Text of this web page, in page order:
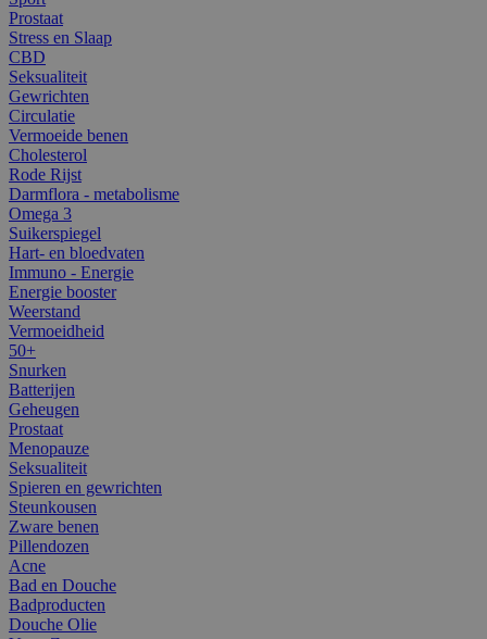
Prostaat
Stress en Slaap
CBD
Seksualiteit
Gewrichten
Circulatie
Vermoeide benen
Cholesterol
Rode Rijst
Darmflora - metabolisme
Omega 3
Suikerspiegel
Hart- en bloedvaten
Immuno - Energie
Energie booster
Weerstand
Vermoeidheid
50+
Snurken
Batterijen
Geheugen
Prostaat
Menopauze
Seksualiteit
Spieren en gewrichten
Steunkousen
Zware benen
Pillendozen
Acne
Bad en Douche
Badproducten
Douche Olie